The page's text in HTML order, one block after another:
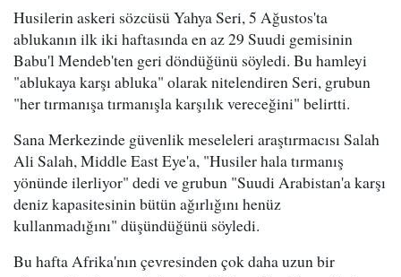
Husilerin askeri sözcüsü Yahya Seri, 5 Ağustos'ta
ablukanın ilk iki haftasında en az 29 Suudi gemisinin
Babu'l Mendeb'ten geri döndüğünü söyledi. Bu hamleyi
"ablukaya karşı abluka" olarak nitelendiren Seri, grubun
"her tırmanışa tırmanışla karşılık vereceğini" belirtti.
Sana Merkezinde güvenlik meseleleri araştırmacısı Salah
Ali Salah, Middle East Eye'a, "Husiler hala tırmanış
yönünde ilerliyor" dedi ve grubun "Suudi Arabistan'a karşı
deniz kapasitesinin bütün ağırlığını henüz
kullanmadığını" düşündüğünü söyledi.
Bu hafta Afrika'nın çevresinden çok daha uzun bir